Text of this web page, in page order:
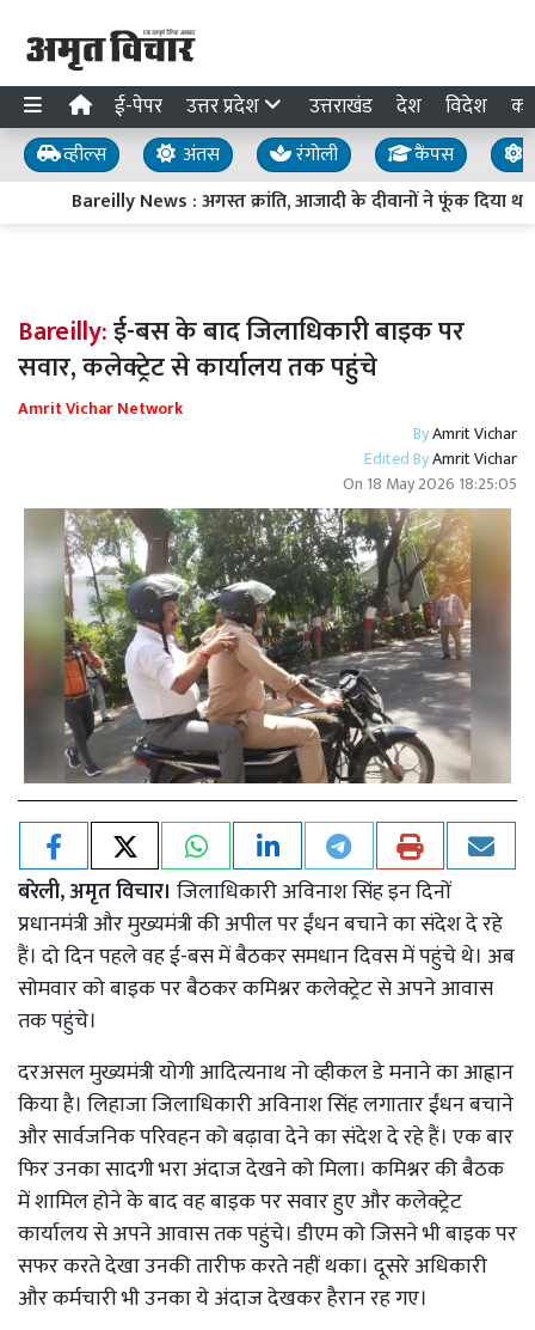
ई-पेपर उत्तर प्रदेश उत्तराखंड देश विदेश
व्हील्स अंतस रंगोली कैंपस
Bareilly News : अगस्त क्रांति, आजादी के दीवानों ने फूंक दिया था
Bareilly:ई-बस के बाद जिलाधिकारी बाइक पर
सवार, कलेक्ट्रेट से कार्यालय तक पहुंचे
Amrit Vichar Network
ByAmrit Vichar
Edited ByAmrit Vichar
On 18 May 2026 18:25:05
बरेली, अमृत विचार। जिलाधिकारी अविनाश सिंह इन दिनों
प्रधानमंत्री और मुख्यमंत्री की अपील पर ईंधन बचाने का संदेश दे रहे
हैं। दो दिन पहले वह ई-बस में बैठकर समधान दिवस में पहुंचे थे। अब
सोमवार को बाइक पर बैठकर कमिश्नर कलेक्ट्रेट से अपने आवास
तक पहुंचे।
दरअसल मुख्यमंत्री योगी आदित्यनाथ नो व्हीकल डे मनाने का आह्वान
किया है। लिहाजा जिलाधिकारी अविनाश सिंह लगातार ईंधन बचाने
और सार्वजनिक परिवहन को बढ़ावा देने का संदेश दे रहे हैं। एक बार
फिर उनका सादगी भरा अंदाज देखने को मिला। कमिश्नर की बैठक
में शामिल होने के बाद वह बाइक पर सवार हुए और कलेक्ट्रेट
कार्यालय से अपने आवास तक पहुंचे। डीएम को जिसने भी बाइक पर
सफर करते देखा उनकी तारीफ करते नहीं थका। दूसरे अधिकारी
और कर्मचारी भी उनका ये अंदाज देखकर हैरान रह गए।